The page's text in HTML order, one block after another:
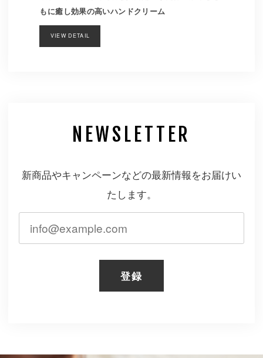
もに癒し効果の高いハンドクリーム
VIEW DETAIL
NEWSLETTER
新商品やキャンペーンなどの最新情報をお届けい
たします。
登録